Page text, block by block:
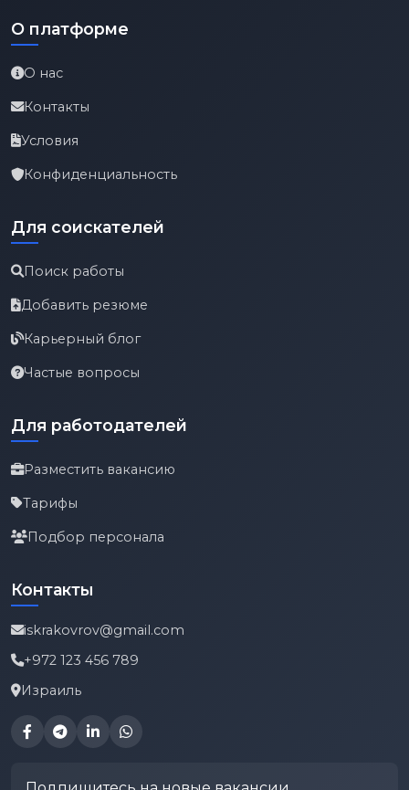
О платформе
О нас
Контакты
Условия
Конфиденциальность
Для соискателей
Поиск работы
Добавить резюме
Карьерный блог
Частые вопросы
Для работодателей
Разместить вакансию
Тарифы
Подбор персонала
Контакты
iskrakovrov@gmail.com
+972 123 456 789
Израиль